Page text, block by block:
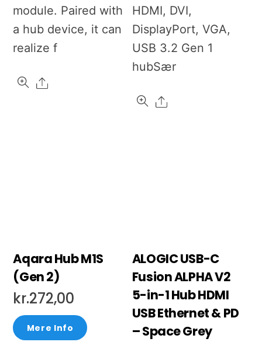
module. Paired with
a hub device, it can
realize f
Share
HDMI, DVI,
DisplayPort, VGA,
USB 3.2 Gen 1
hubSær
Share
Aqara Hub M1S
(Gen 2)
kr.272,00
Mere Info
ALOGIC USB-C
Fusion ALPHA V2
5-in-1 Hub HDMI
USB Ethernet & PD
– Space Grey